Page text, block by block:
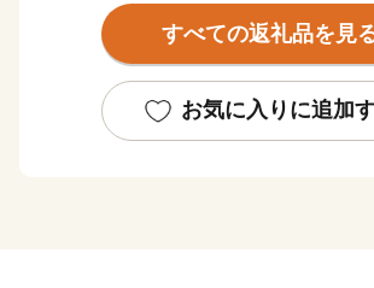
た方々、日進を応援していただける皆様
さと納税」のご協力をお待ちしておりま
すべての返礼品を見
お気に入りに追加